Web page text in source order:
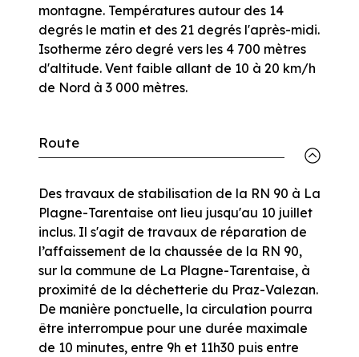
montagne. Températures autour des 14
degrés le matin et des 21 degrés l'après-midi.
Isotherme zéro degré vers les 4 700 mètres
d'altitude. Vent faible allant de 10 à 20 km/h
de Nord à 3 000 mètres.
Route
Des travaux de stabilisation de la RN 90 à La
Plagne-Tarentaise ont lieu jusqu'au 10 juillet
inclus. Il s'agit de travaux de réparation de
l’affaissement de la chaussée de la RN 90,
sur la commune de La Plagne-Tarentaise, à
proximité de la déchetterie du Praz-Valezan.
De manière ponctuelle, la circulation pourra
être interrompue pour une durée maximale
de 10 minutes, entre 9h et 11h30 puis entre